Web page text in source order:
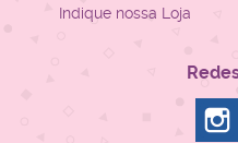
Indique nossa Loja